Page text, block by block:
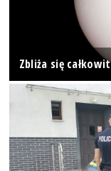
Zbliża się